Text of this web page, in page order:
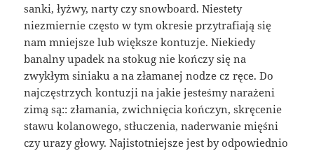
sanki, łyżwy, narty czy snowboard. Niestety
niezmiernie często w tym okresie przytrafiają się
nam mniejsze lub większe kontuzje. Niekiedy
banalny upadek na stokug nie kończy się na
zwykłym siniaku a na złamanej nodze cz ręce. Do
najczęstrzych kontuzji na jakie jesteśmy narażeni
zimą są:: złamania, zwichnięcia kończyn, skręcenie
stawu kolanowego, stłuczenia, naderwanie mięśni
czy urazy głowy. Najistotniejsze jest by odpowiednio